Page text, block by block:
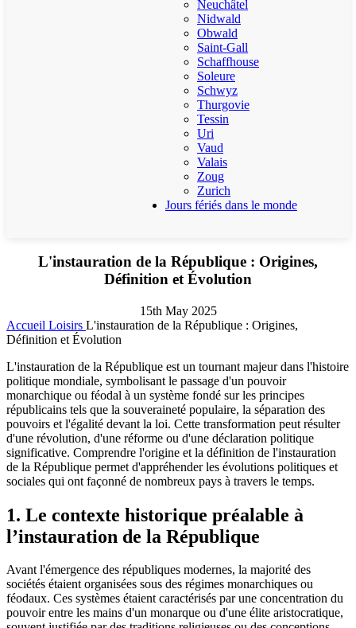
Neuchâtel
Nidwald
Obwald
Saint-Gall
Schaffhouse
Soleure
Schwyz
Thurgovie
Tessin
Uri
Vaud
Valais
Zoug
Zurich
Jours fériés dans le monde
L'instauration de la République : Origines,
Définition et Évolution
15th May 2025
Accueil Loisirs L'instauration de la République : Origines,
Définition et Évolution
L'instauration de la République est un tournant majeur dans l'histoire
politique mondiale, symbolisant le passage d'un pouvoir
monarchique ou féodal à un système fondé sur les principes
républicains tels que la souveraineté populaire, la séparation des
pouvoirs et l'égalité devant la loi. Cette transformation peut résulter
d'une révolution, d'une réforme ou d'une déclaration politique
significative. Comprendre l'origine et la définition de l'instauration
de la République permet d'appréhender les évolutions politiques et
sociales qui ont façonné de nombreux pays à travers le temps.
1. Le contexte historique préalable à
l’instauration de la République
Avant l'émergence des républiques modernes, la majorité des
sociétés étaient organisées sous des régimes monarchiques ou
féodaux. Ces systèmes étaient caractérisés par une concentration du
pouvoir entre les mains d'un monarque ou d'une élite aristocratique,